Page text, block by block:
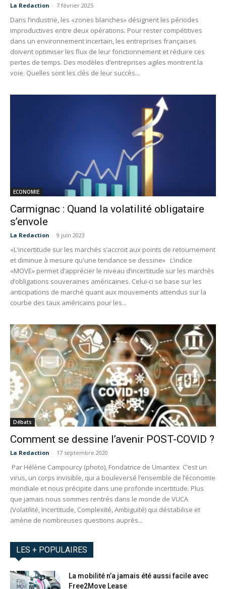
La Redaction - 7 février 2025
Dans l’industrie, les «zones blanches» désignent les périodes
improductives entre deux opérations. Pour rester compétitives
dans un environnement incertain, les entreprises françaises
doivent optimiser les flux de leur fonctionnement et réduire ces
pertes de temps. Des modèles d’entreprises agiles montrent la
voie. Quelles sont les clés de leur succès...
ECONOMIE
Carmignac : Quand la volatilité obligataire
s’envole
La Redaction - 9 juin 2023
«L'incertitude sur les marchés s’accroit aux points de retournement
et diminue à mesure qu'une tendance se dessine» L’indice
«MOVE» permet d’apprécier le niveau d’incertitude sur les marchés
d’obligations souveraines américaines. Celui-ci se base sur les
anticipations de marché quant aux mouvements attendus sur la
courbe des taux américains pour les...
Débats
Comment se dessine l’avenir POST-COVID ?
La Redaction - 17 septembre 2020
Par Hélène Campourcy (photo), Fondatrice de Umantex C’est un
virus, un corps invisible, qui a bouleversé l’ensemble de l’économie
mondiale et nous précipite dans une profonde incertitude. Plus
que jamais nous sommes rentrés dans le monde de VUCA
(Volatilité, Incertitude, Complexité, Ambiguïté) qui déstabilise et
amène de nombreuses questions auprès...
LES + POPULAIRES
La mobilité n’a jamais été aussi facile avec
Free2Move Lease